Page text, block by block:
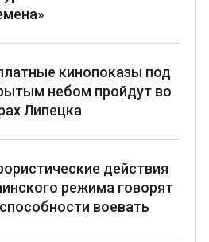
кинопоказы под
небом пройдут во
Липецка
действия
режима говорят
воевать